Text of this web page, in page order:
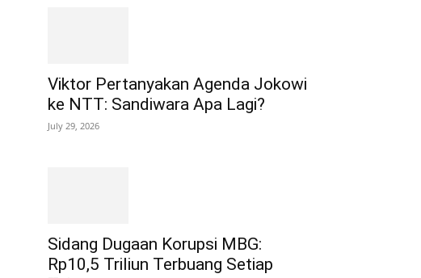
Viktor Pertanyakan Agenda Jokowi
ke NTT: Sandiwara Apa Lagi?
July 29, 2026
Sidang Dugaan Korupsi MBG:
Rp10,5 Triliun Terbuang Setiap